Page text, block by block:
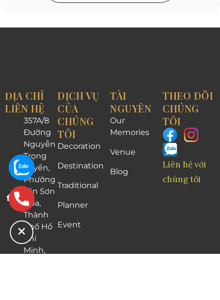
ĐỊA CHỈ
LIÊN HỆ
357A/8
Đường
Nguyễn
Trọng
Tuyển,
Phường
Tân Sơn
Hòa,
Thành
phố Hồ
Chí
Minh,
DỊCH VỤ
CỦA
CHÚNG
TÔI
Decoration
Destination
Traditional
Planner
Event
TÀI
NGUYÊN
Our
Memories
Venue
Blog
THEO DÕI
CHÚNG
TÔI
Liên hệ với
chúng tôi